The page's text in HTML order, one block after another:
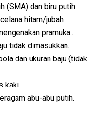
(SMA) dan biru putih
hitam/jubah
pramuka..
tidak dimasukkan.
dan ukuran baju (tidak
kaki.
abu-abu putih.